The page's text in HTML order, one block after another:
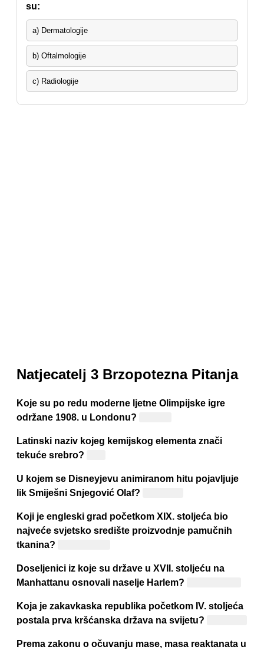
su:
a) Dermatologije
b) Oftalmologije
c) Radiologije
Natjecatelj 3 Brzopotezna Pitanja
Koje su po redu moderne ljetne Olimpijske igre
održane 1908. u Londonu?
Latinski naziv kojeg kemijskog elementa znači
tekuće srebro?
U kojem se Disneyjevu animiranom hitu pojavljuje
lik Smiješni Snjegović Olaf?
Koji je engleski grad početkom XIX. stoljeća bio
najveće svjetsko središte proizvodnje pamučnih
tkanina?
Doseljenici iz koje su države u XVII. stoljeću na
Manhattanu osnovali naselje Harlem?
Koja je zakavkaska republika početkom IV. stoljeća
postala prva kršćanska država na svijetu?
Prema zakonu o očuvanju mase, masa reaktanata u